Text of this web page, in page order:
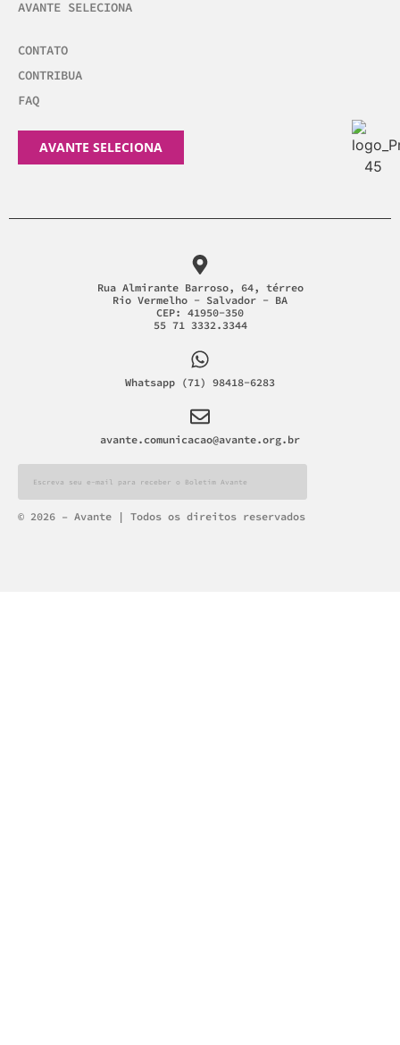
AVANTE SELECIONA
CONTATO
CONTRIBUA
FAQ
AVANTE SELECIONA
Rua Almirante Barroso, 64, térreo
Rio Vermelho - Salvador - BA
CEP: 41950-350
55 71 3332.3344
Whatsapp (71) 98418-6283
avante.comunicacao@avante.org.br
Alternative:
© 2026 – Avante | Todos os direitos reservados